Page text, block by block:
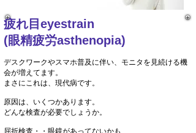
疲れ目eyestrain
(眼精疲労asthenopia)
デスクワークやスマホ普及に伴い、モニタを見続ける機
会が増えてます。
まさにこれは、現代病です。
原因は、いくつかあります。
どんな検査が必要でしょうか。
屈折検査・・眼鏡があってないかも